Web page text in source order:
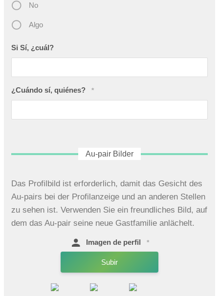
No
Algo
Si Sí, ¿cuál?
¿Cuándo sí, quiénes? *
Au-pair Bilder
Das Profilbild ist erforderlich, damit das Gesicht des
Au-pairs bei der Profilanzeige und an anderen Stellen
zu sehen ist. Verwenden Sie ein freundliches Bild, auf
dem das Au-pair seine neue Gastfamilie anlächelt.
Imagen de perfil *
Subir